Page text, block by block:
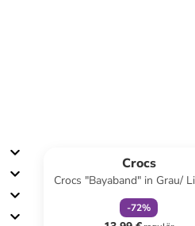
Crocs
Crocs "Bayaband" in Grau/
-72%